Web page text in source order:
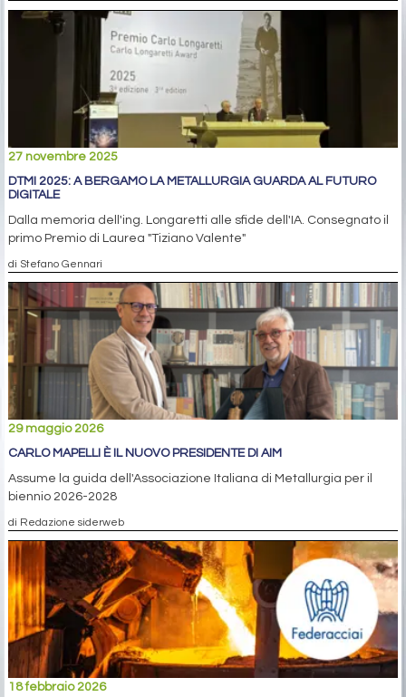
27 novembre 2025
DTMI 2025: A BERGAMO LA METALLURGIA GUARDA AL FUTURO
DIGITALE
Dalla memoria dell'ing. Longaretti alle sfide dell'IA. Consegnato il
primo Premio di Laurea "Tiziano Valente"
di Stefano Gennari
29 maggio 2026
CARLO MAPELLI È IL NUOVO PRESIDENTE DI AIM
Assume la guida dell'Associazione Italiana di Metallurgia per il
biennio 2026-2028
di Redazione siderweb
18 febbraio 2026